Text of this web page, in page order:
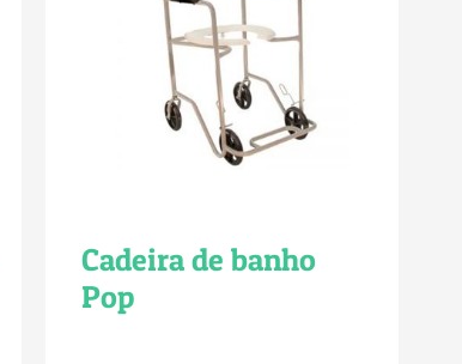
Cadeira de banho
Pop